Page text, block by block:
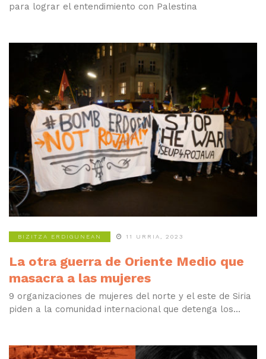
para lograr el entendimiento con Palestina
BIZITZA ERDIGUNEAN 11 URRIA, 2023
La otra guerra de Oriente Medio que
masacra a las mujeres
9 organizaciones de mujeres del norte y el este de Siria
piden a la comunidad internacional que detenga los...